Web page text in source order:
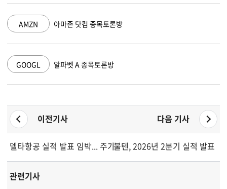
AMZN 아마존 닷컴 종목토론방
GOOGL 알파벳 A 종목토론방
이전기사 다음 기사
델타항공 실적 발표 임박... 주가 전망은?불텐, 2026년 2분기 실적 발표
관련기사